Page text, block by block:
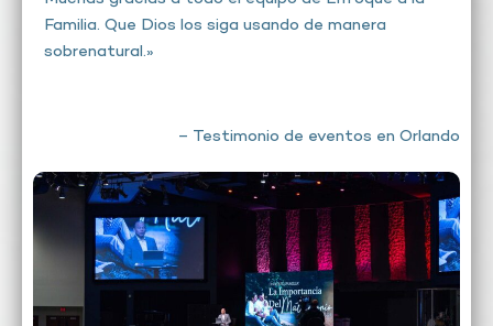
Familia. Que Dios los siga usando de manera
sobrenatural.»
– Testimonio de eventos en Orlando